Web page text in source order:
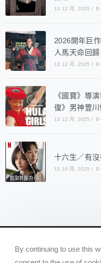
13 12 月, 2025 / 0
2026開年巨
人馬天命回歸
13 12 月, 2025 / 0
《國寶》導
復》男神豐
13 12 月, 2025 / 0
十六生／有
12 10 月, 2025 / 0
Now Q 2020
By continuing to use this